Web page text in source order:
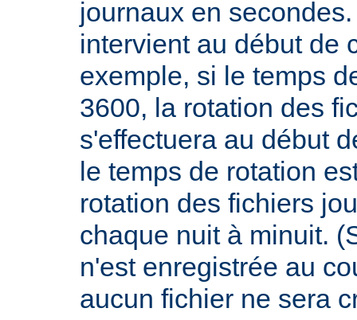
journaux en
intervient au début de
exemple, si le temps
3600, la rotation des
s'effectuera au début
le temps de rotation
rotation des fichiers
chaque nuit à minuit.
n'est enregistrée au
aucun fichier ne sera